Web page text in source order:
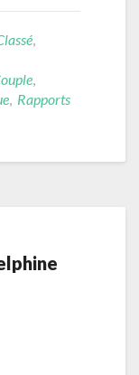
Rapports